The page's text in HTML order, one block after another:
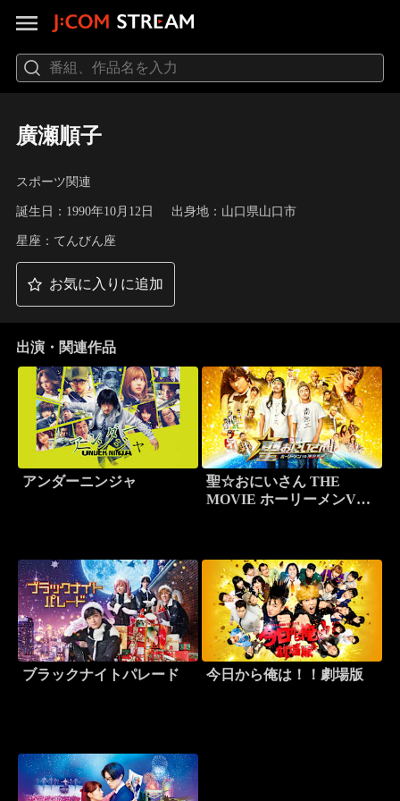
廣瀬順子
スポーツ関連
誕生日：1990年10月12日 出身地：山口県山口市
星座：てんびん座
お気に入りに追加
出演・関連作品
アンダーニンジャ
聖☆おにいさん THE
MOVIE ホーリーメンVS
ブラックナイトパレード 今日から俺は！！劇場版